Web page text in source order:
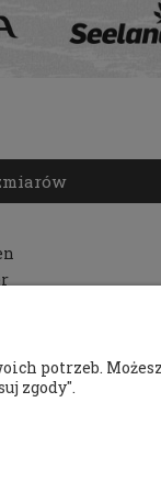
potrzeb.
zgody".